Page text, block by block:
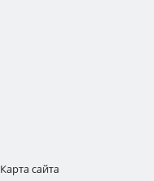
Карта сайта